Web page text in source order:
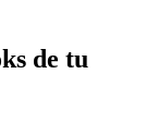
de tu